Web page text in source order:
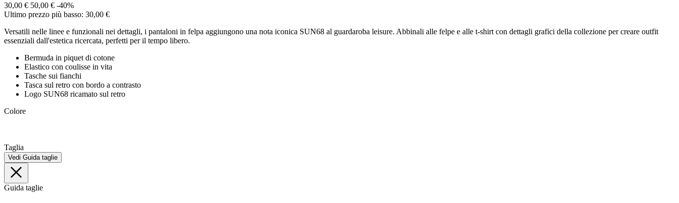
30,00 € 50,00 € -40%
Ultimo prezzo più basso: 30,00 €
Versatili nelle linee e funzionali nei dettagli, i pantaloni in felpa aggiungono una nota iconica SUN68 al guardaroba leisure. Abbinali alle felpe e alle t-shirt con dettagli grafici della collezione per creare outfit
essenziali dall'estetica ricercata, perfetti per il tempo libero.
Bermuda in piquet di cotone
Elastico con coulisse in vita
Tasche sui fianchi
Tasca sul retro con bordo a contrasto
Logo SUN68 ricamato sul retro
Colore
Taglia
Vedi Guida taglie
Guida taglie